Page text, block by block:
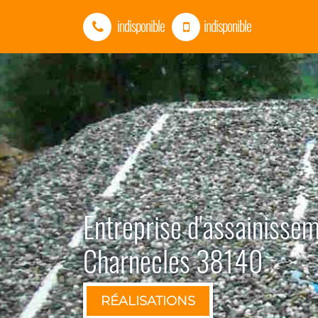
indisponible indisponible
Entreprise
Charnecles 38140
RÉALISATIONS